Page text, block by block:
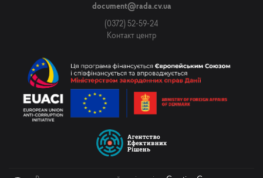
document@rada.cv.ua
(0372) 52-59-24
Контакт центр